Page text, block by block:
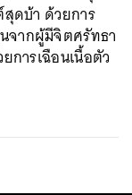
สุดบ้า ด้วยการ
จากผู้มีจิตศรัทธา
การเฉือนเนื้อตัว